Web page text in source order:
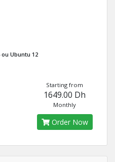
Ubuntu 12
Starting from
1649.00 Dh
Monthly
Order Now